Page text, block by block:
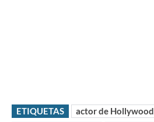
ETIQUETAS
actor de Hollywood